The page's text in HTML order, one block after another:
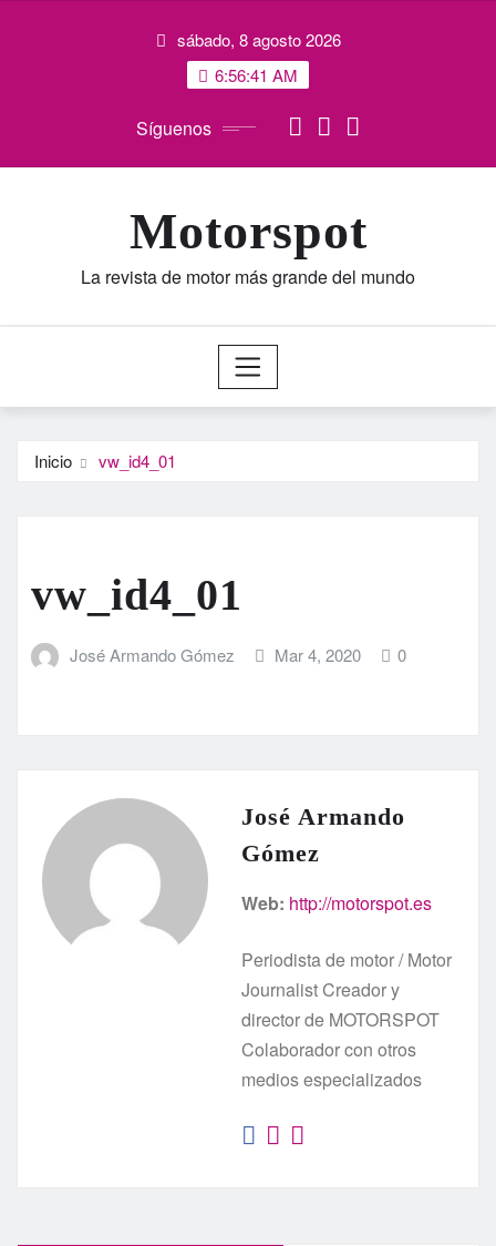
sábado, 8 agosto 2026
6:56:41 AM
Síguenos
Motorspot
La revista de motor más grande del mundo
Inicio vw_id4_01
vw_id4_01
José Armando Gómez Mar 4, 2020 0
José Armando
Gómez
Web: http://motorspot.es
Periodista de motor / Motor
Journalist Creador y
director de MOTORSPOT
Colaborador con otros
medios especializados